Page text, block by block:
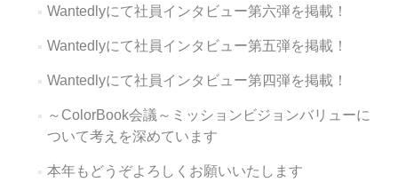
Wantedlyにて社員インタビュー第六弾を掲載！
Wantedlyにて社員インタビュー第五弾を掲載！
Wantedlyにて社員インタビュー第四弾を掲載！
～ColorBook会議～ミッションビジョンバリューに
ついて考えを深めています
本年もどうぞよろしくお願いいたします